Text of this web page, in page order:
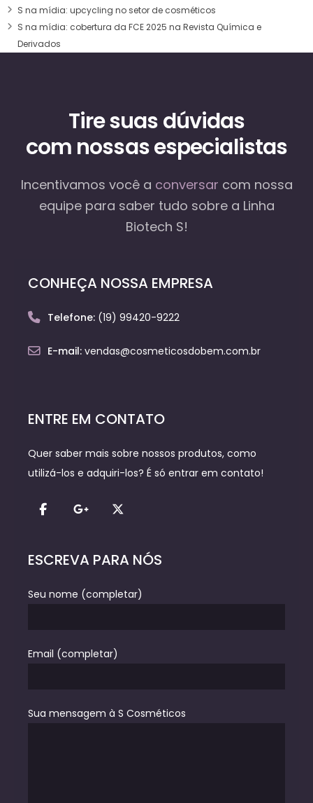
S na mídia: upcycling no setor de cosméticos
S na mídia: cobertura da FCE 2025 na Revista Química e
Derivados
Tire suas dúvidas
com nossas especialistas
Incentivamos você a conversar com nossa
equipepara saber tudo sobre a Linha
Biotech S!
CONHEÇA NOSSA EMPRESA
Telefone: (19) 99420-9222
E-mail: vendas@cosmeticosdobem.com.br
ENTRE EM CONTATO
Quer saber mais sobre nossos produtos, como
utilizá-los e adquiri-los? É só entrar em contato!
ESCREVA PARA NÓS
Seu nome (completar)
Email (completar)
Sua mensagem à S Cosméticos